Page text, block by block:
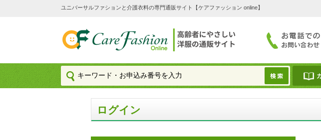
ユニバーサルファションと介護衣料の専門通販サイト【ケアファッション online】
ログイン